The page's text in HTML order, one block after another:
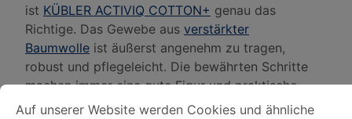
ist KÜBLER ACTIVIQ COTTON+ genau das
Richtige. Das Gewebe aus verstärkter
Baumwolle ist äußerst angenehm zu tragen,
robust und pflegeleicht. Die bewährten Schritte
machen immer eine gute Figur und praktische
Ausstattung lässt keine Wünsche offen.
COOKIE-VOREINSTELLUNGEN
Auf unserer Website werden Cookies und ähnliche
Auf unserer Website werden Cookies und ähnliche